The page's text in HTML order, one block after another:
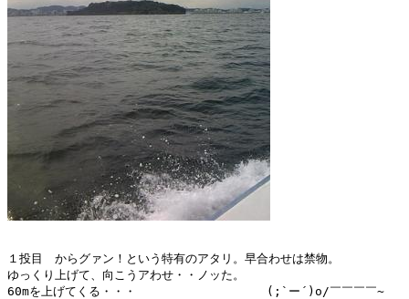
１投目　からグァン！という特有のアタリ。早合わせは禁物。
ゆっくり上げて、向こうアわせ・・ノッた。
60mを上げてくる・・・　　　　　　　　　　　(;`ー´)o/￣￣￣￣